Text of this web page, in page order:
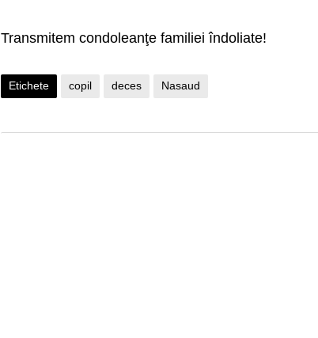
Transmitem condoleanţe familiei îndoliate!
Etichete copil deces Nasaud